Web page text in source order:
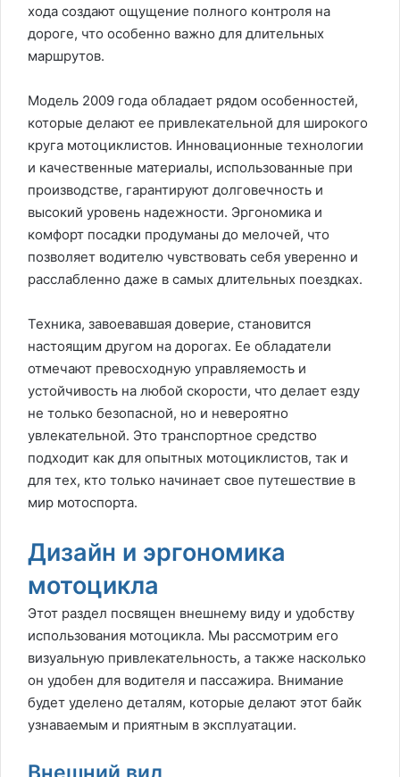
хода создают ощущение полного контроля на
дороге, что особенно важно для длительных
маршрутов.
Модель 2009 года обладает рядом особенностей,
которые делают ее привлекательной для широкого
круга мотоциклистов. Инновационные технологии
и качественные материалы, использованные при
производстве, гарантируют долговечность и
высокий уровень надежности. Эргономика и
комфорт посадки продуманы до мелочей, что
позволяет водителю чувствовать себя уверенно и
расслабленно даже в самых длительных поездках.
Техника, завоевавшая доверие, становится
настоящим другом на дорогах. Ее обладатели
отмечают превосходную управляемость и
устойчивость на любой скорости, что делает езду
не только безопасной, но и невероятно
увлекательной. Это транспортное средство
подходит как для опытных мотоциклистов, так и
для тех, кто только начинает свое путешествие в
мир мотоспорта.
Дизайн и эргономика
мотоцикла
Этот раздел посвящен внешнему виду и удобству
использования мотоцикла. Мы рассмотрим его
визуальную привлекательность, а также насколько
он удобен для водителя и пассажира. Внимание
будет уделено деталям, которые делают этот байк
узнаваемым и приятным в эксплуатации.